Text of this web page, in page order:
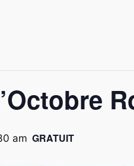
am GRATUIT